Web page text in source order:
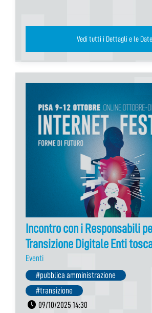
Vedi tutti i Dettagli e le Date
Incontro con i Responsabili
Transizione Digitale Enti
Eventi
#pubblica amministrazione
#transizione
09/10/2025 14:30